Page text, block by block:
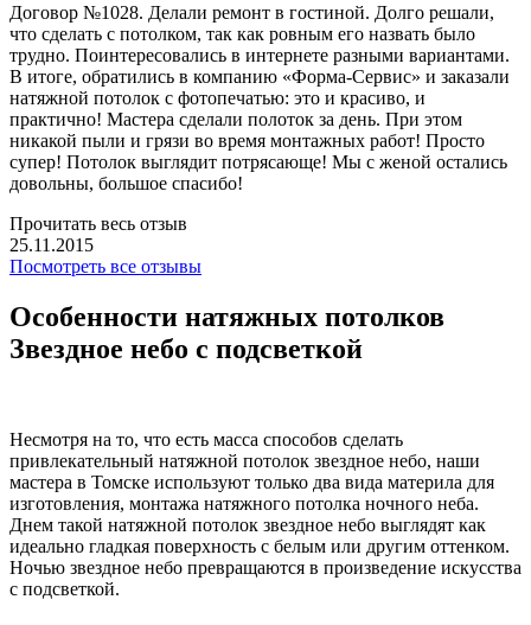
Договор №1028. Делали ремонт в гостиной. Долго решали,
что сделать с потолком, так как ровным его назвать было
трудно. Поинтересовались в интернете разными вариантами.
В итоге, обратились в компанию «Форма-Сервис» и заказали
натяжной потолок с фотопечатью: это и красиво, и
практично! Мастера сделали полоток за день. При этом
никакой пыли и грязи во время монтажных работ! Просто
супер! Потолок выглядит потрясающе! Мы с женой остались
довольны, большое спасибо!
Прочитать весь отзыв
25.11.2015
Посмотреть все отзывы
Особенности натяжных потолков
Звездное небо с подсветкой
Несмотря на то, что есть масса способов сделать
привлекательный натяжной потолок звездное небо, наши
мастера в Томске используют только два вида материла для
изготовления, монтажа натяжного потолка ночного неба.
Днем такой натяжной потолок звездное небо выглядят как
идеально гладкая поверхность с белым или другим оттенком.
Ночью звездное небо превращаются в произведение искусства
с подсветкой.